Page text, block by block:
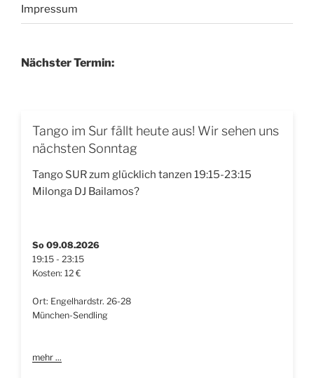
Impressum
Nächster Termin:
Tango im Sur fällt heute aus! Wir sehen uns
nächsten Sonntag
Tango SUR zum glücklich tanzen 19:15-23:15
Milonga DJ Bailamos?
So 09.08.2026
19:15 - 23:15
Kosten: 12 €
Ort: Engelhardstr. 26-28
München-Sendling
mehr ...